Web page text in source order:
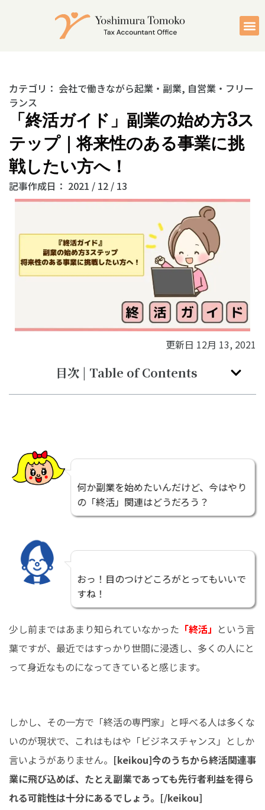
カテゴリ： 会社で働きながら起業・副業, 自営業・フリー
ランス
「終活ガイド」副業の始め方3ス
テップ｜将来性のある事業に挑
戦したい方へ！
記事作成日： 2021 / 12 / 13
更新日 12月 13, 2021
目次 | Table of Contents
何か副業を始めたいんだけど、今はやり
の「終活」関連はどうだろう？
おっ！目のつけどころがとってもいいで
すね！
少し前まではあまり知られていなかった 「終活」 という言
葉ですが、最近ではすっかり世間に浸透し、多くの人にと
って身近なものになってきていると感じます。
しかし、その一方で「終活の専門家」と呼べる人は多くな
いのが現状で、これはもはや「ビジネスチャンス」としか
言いようがありません。 [keikou]今のうちから終活関連事
業に飛び込めば、たとえ副業であっても先行者利益を得ら
れる可能性は十分にあるでしょう。[/keikou]